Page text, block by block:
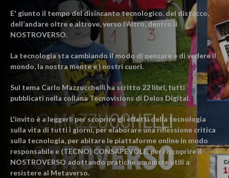
E' giunto il tempo del disincanto tecnologico, del distacco,
dell’andare oltre e altrove, verso l’Altro, dentro il
NOSTROVERSO.
La tecnologia sta cambiando il modo di pensare e di vedere il
mondo, la nostra mente e i nostri cuori.
Sul tema Carlo Mazzucchelli ha scritto 22 libri, tutti
pubblicati nella collana Tecnovisions di Delos Digital.
L'invito è a leggerli per scoprire gli effetti della tecnologia
sulla vita di tutti i giorni, per elaborare una riflessione critica
sulla tecnologia, per abitare le piattaforme online in modo
responsabile e (TECNO) CONSAPEVOLE, per riscoprire il
NOSTROVERSO adottando pratiche umaniste utili a
resistere al Metaverso.